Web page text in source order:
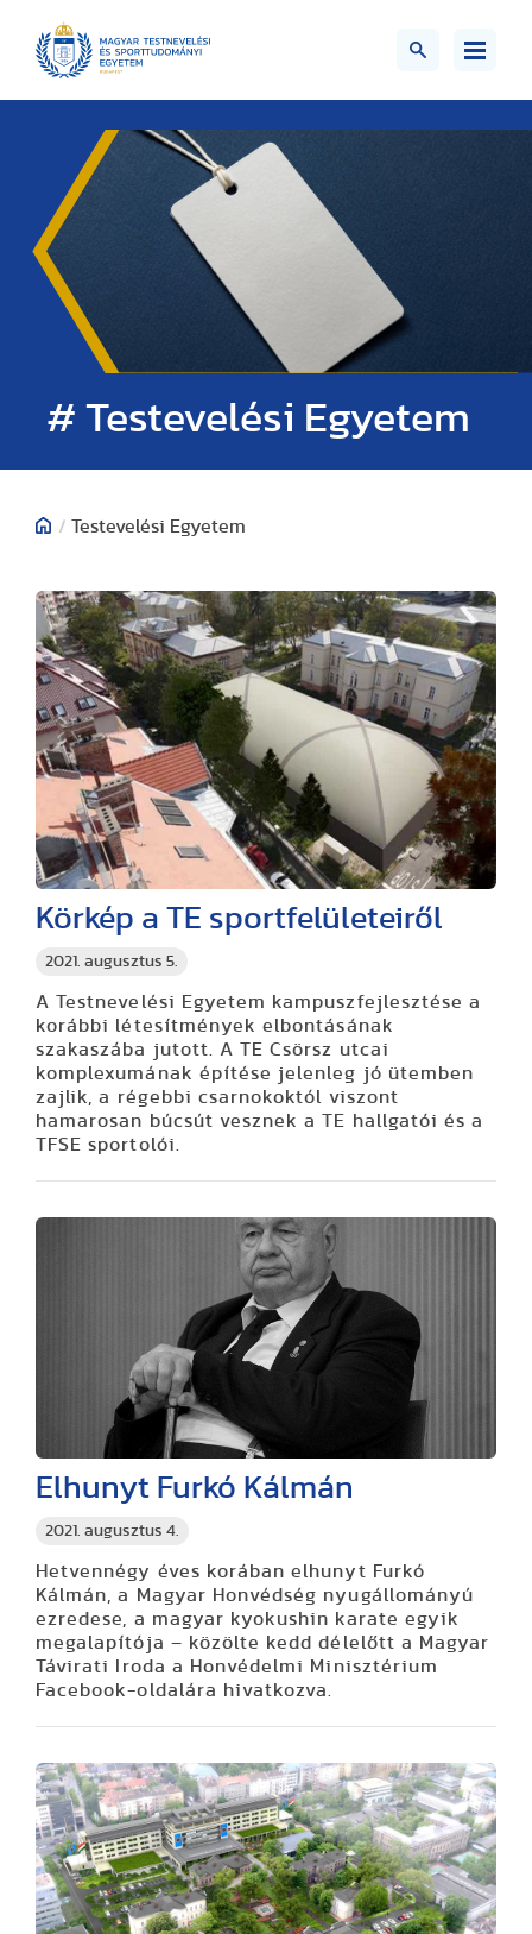
# Testevelési Egyetem
/ Testevelési Egyetem
2021. augusztus 5.
Körkép a TE sportfelületeiről
A Testnevelési Egyetem kampuszfejlesztése a
korábbi létesítmények elbontásának
szakaszába jutott. A TE Csörsz utcai
komplexumának építése jelenleg jó ütemben
zajlik, a régebbi csarnokoktól viszont
hamarosan búcsút vesznek a TE hallgatói és a
TFSE sportolói.
2021. augusztus 4.
Elhunyt Furkó Kálmán
Hetvennégy éves korában elhunyt Furkó
Kálmán, a Magyar Honvédség nyugállományú
ezredese, a magyar kyokushin karate egyik
megalapítója – közölte kedd délelőtt a Magyar
Távirati Iroda a Honvédelmi Minisztérium
Facebook-oldalára hivatkozva.